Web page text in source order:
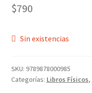
novedades
$790
Sin existencias
SKU: 9789878000985
Categorías: Libros Físicos,